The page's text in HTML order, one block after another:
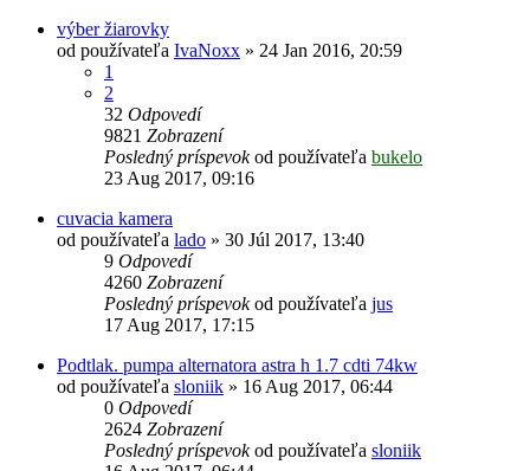
výber žiarovky
od používateľa IvaNoxx » 24 Jan 2016, 20:59
1
2
32 Odpovedí
9821 Zobrazení
Posledný príspevokod používateľa bukelo
23 Aug 2017, 09:16
cuvacia kamera
od používateľa lado » 30 Júl 2017, 13:40
9 Odpovedí
4260 Zobrazení
Posledný príspevokod používateľa jus
17 Aug 2017, 17:15
Podtlak. pumpa alternatora astra h 1.7 cdti 74kw
od používateľa sloniik » 16 Aug 2017, 06:44
0 Odpovedí
2624 Zobrazení
Posledný príspevokod používateľa sloniik